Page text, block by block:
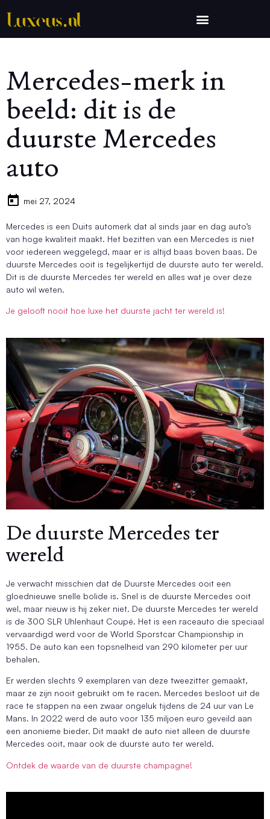
Mercedes-merk in
beeld: dit is de
duurste Mercedes
auto
mei 27, 2024
Mercedes is een Duits automerk dat al sinds jaar en dag auto’s
van hoge kwaliteit maakt. Het bezitten van een Mercedes is niet
voor iedereen weggelegd, maar er is altijd baas boven baas. De
duurste Mercedes ooit is tegelijkertijd de duurste auto ter wereld.
Dit is de duurste Mercedes ter wereld en alles wat je over deze
auto wil weten.
Je gelooft nooit hoe luxe het duurste jacht ter wereld is!
De duurste Mercedes ter
wereld
Je verwacht misschien dat de Duurste Mercedes ooit een
gloednieuwe snelle bolide is. Snel is de duurste Mercedes ooit
wel, maar nieuw is hij zeker niet. De duurste Mercedes ter wereld
is de 300 SLR Uhlenhaut Coupé. Het is een raceauto die speciaal
vervaardigd werd voor de World Sporstcar Championship in
1955. De auto kan een topsnelheid van 290 kilometer per uur
behalen.
Er werden slechts 9 exemplaren van deze tweezitter gemaakt,
maar ze zijn nooit gebruikt om te racen. Mercedes besloot uit de
race te stappen na een zwaar ongeluk tijdens de 24 uur van Le
Mans. In 2022 werd de auto voor 135 miljoen euro geveild aan
een anonieme bieder. Dit maakt de auto niet alleen de duurste
Mercedes ooit, maar ook de duurste auto ter wereld.
Ontdek de waarde van de duurste champagne!